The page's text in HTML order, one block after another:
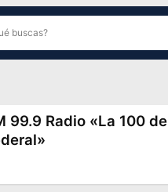
99.9 Radio «La 100 de